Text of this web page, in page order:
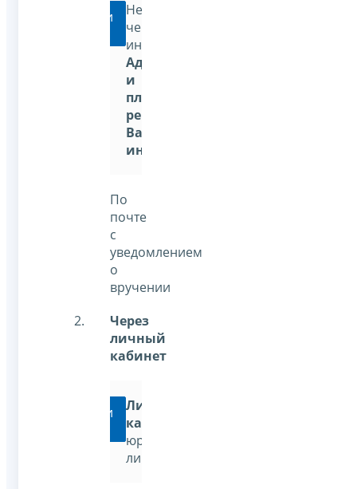
Перейти
Непосредственно
через
инспекцию:
Адрес
и
платежные
реквизиты
Вашей
инспекции
По
почте
с
уведомлением
о
вручении
Через
личный
кабинет
Перейти
Личный
кабинет
юридического
лица